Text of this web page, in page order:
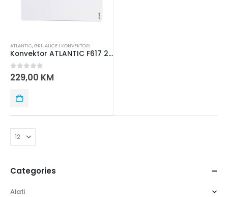
ATLANTIC,GRIJALICE I KONVEKTORI
Konvektor ATLANTIC F617 2000W
0out of 5
229,00 KM
Categories
Alati